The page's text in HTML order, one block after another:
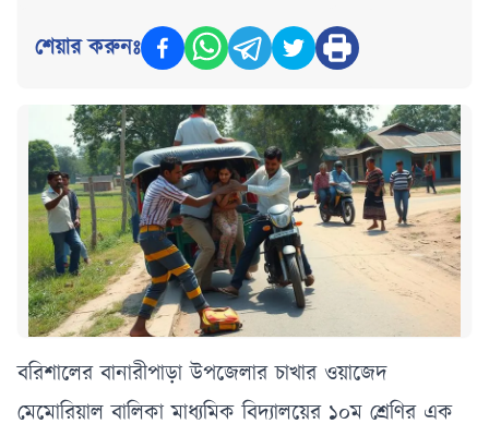
শেয়ার করুনঃ
বরিশালের বানারীপাড়া উপজেলার চাখার ওয়াজেদ
মেমোরিয়াল বালিকা মাধ্যমিক বিদ্যালয়ের ১০ম শ্রেণির এক